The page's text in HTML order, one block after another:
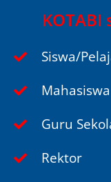
Siswa/
Mahasiswa
Guru
Rektor